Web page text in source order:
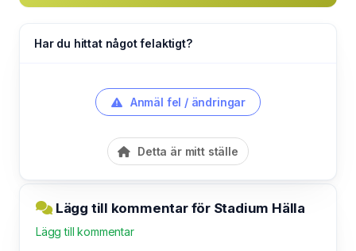
Har du hittat något felaktigt?
Anmäl fel / ändringar
Detta är mitt ställe
Lägg till kommentar för Stadium Hälla
Lägg till kommentar